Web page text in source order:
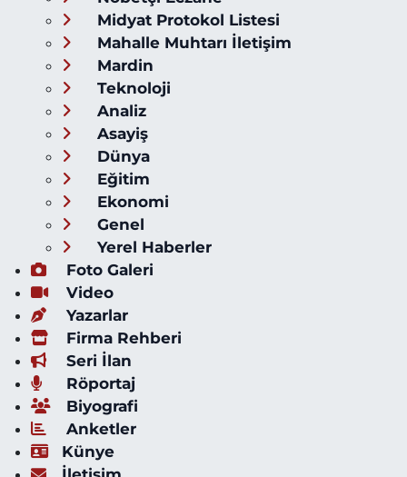
Midyat Protokol Listesi
Mahalle Muhtarı İletişim
Mardin
Teknoloji
Analiz
Asayiş
Dünya
Eğitim
Ekonomi
Genel
Yerel Haberler
Foto Galeri
Video
Yazarlar
Firma Rehberi
Seri İlan
Röportaj
Biyografi
Anketler
Künye